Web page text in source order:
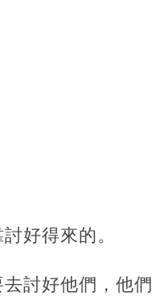
好得來的。
討好他們，他